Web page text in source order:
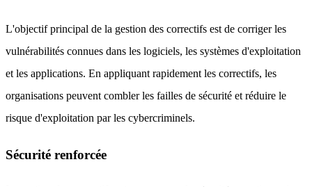
L'objectif principal de la gestion des correctifs est de corriger les
vulnérabilités connues dans les logiciels, les systèmes d'exploitation
et les applications. En appliquant rapidement les correctifs, les
organisations peuvent combler les failles de sécurité et réduire le
risque d'exploitation par les cybercriminels.
Sécurité renforcée